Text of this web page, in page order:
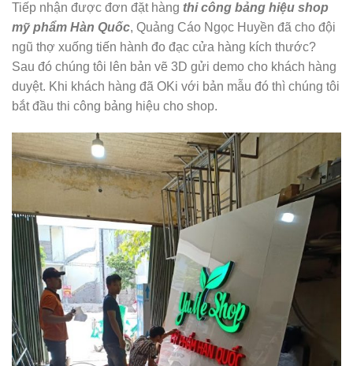
Tiếp nhận được đơn đặt hàng thi công bảng hiệu shop
mỹ phẩm Hàn Quốc, Quảng Cáo Ngọc Huyền đã cho đội
ngũ thợ xuống tiến hành đo đạc cửa hàng kích thước?
Sau đó chúng tôi lên bản vẽ 3D gửi demo cho khách hàng
duyệt. Khi khách hàng đã OKi với bản mẫu đó thì chúng tôi
bắt đầu thi công bảng hiệu cho shop.